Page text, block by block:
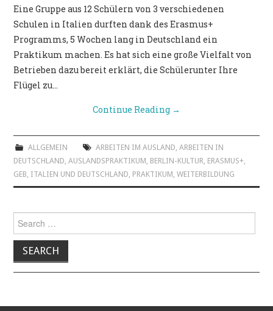
Eine Gruppe aus 12 Schülern von 3 verschiedenen
Schulen in Italien durften dank des Erasmus+
Programms, 5 Wochen lang in Deutschland ein
Praktikum machen. Es hat sich eine große Vielfalt von
Betrieben dazu bereit erklärt, die Schülerunter Ihre
Flügel zu…
Continue Reading →
ALLGEMEIN ARBEITEN IM AUSLAND ARBEITEN IN
DEUTSCHLAND ,AUSLANDSPRAKTIKUM BERLIN-KULTUR ERASMUS+
GEB ITALIEN UND DEUTSCHLAND PRAKTIKUM ,WEITERBILDUNG
Search for: